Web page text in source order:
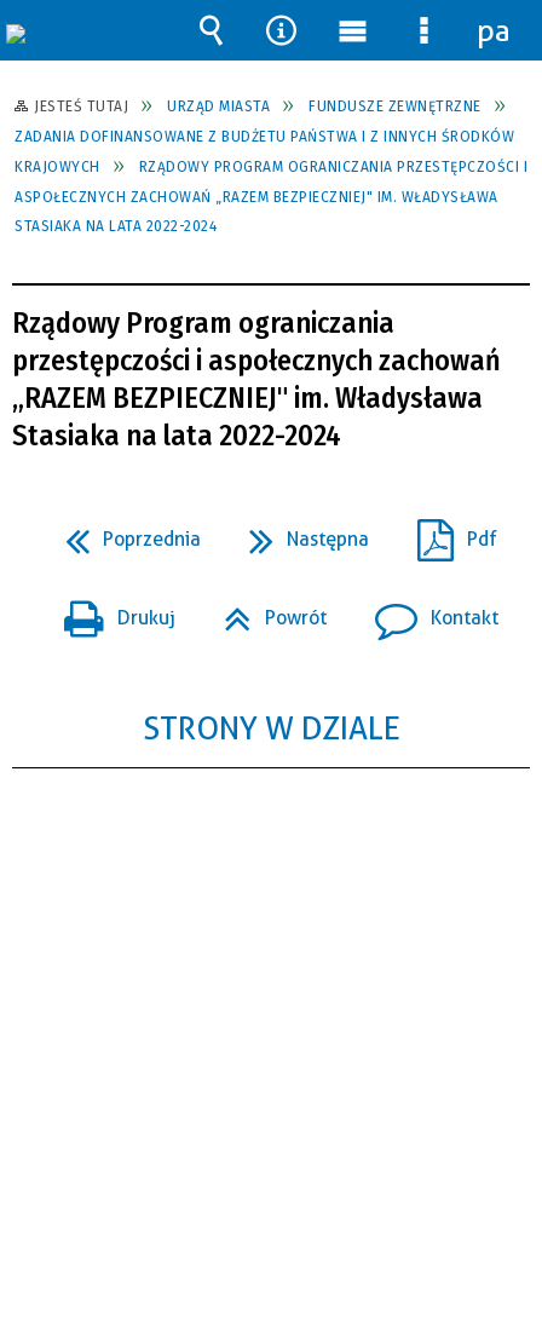
JESTEŚ TUTAJ URZĄD MIASTA
FUNDUSZE ZEWNĘTRZNE
ZADANIA DOFINANSOWANE Z BUDŻETU PAŃSTWA I Z INNYCH ŚRODKÓW
KRAJOWYCH
RZĄDOWY PROGRAM OGRANICZANIA PRZESTĘPCZOŚCI I
ASPOŁECZNYCH ZACHOWAŃ „RAZEM BEZPIECZNIEJ" IM. WŁADYSŁAWA
STASIAKA NA LATA 2022-2024
Rządowy Program ograniczania
przestępczości i aspołecznych zachowań
„RAZEM BEZPIECZNIEJ" im. Władysława
Stasiaka na lata 2022-2024
Poprzednia Następna Pdf
Drukuj Powrót Kontakt
STRONY W DZIALE
Wyszukiwarka
Narzędzia
Menu
główne
Menu